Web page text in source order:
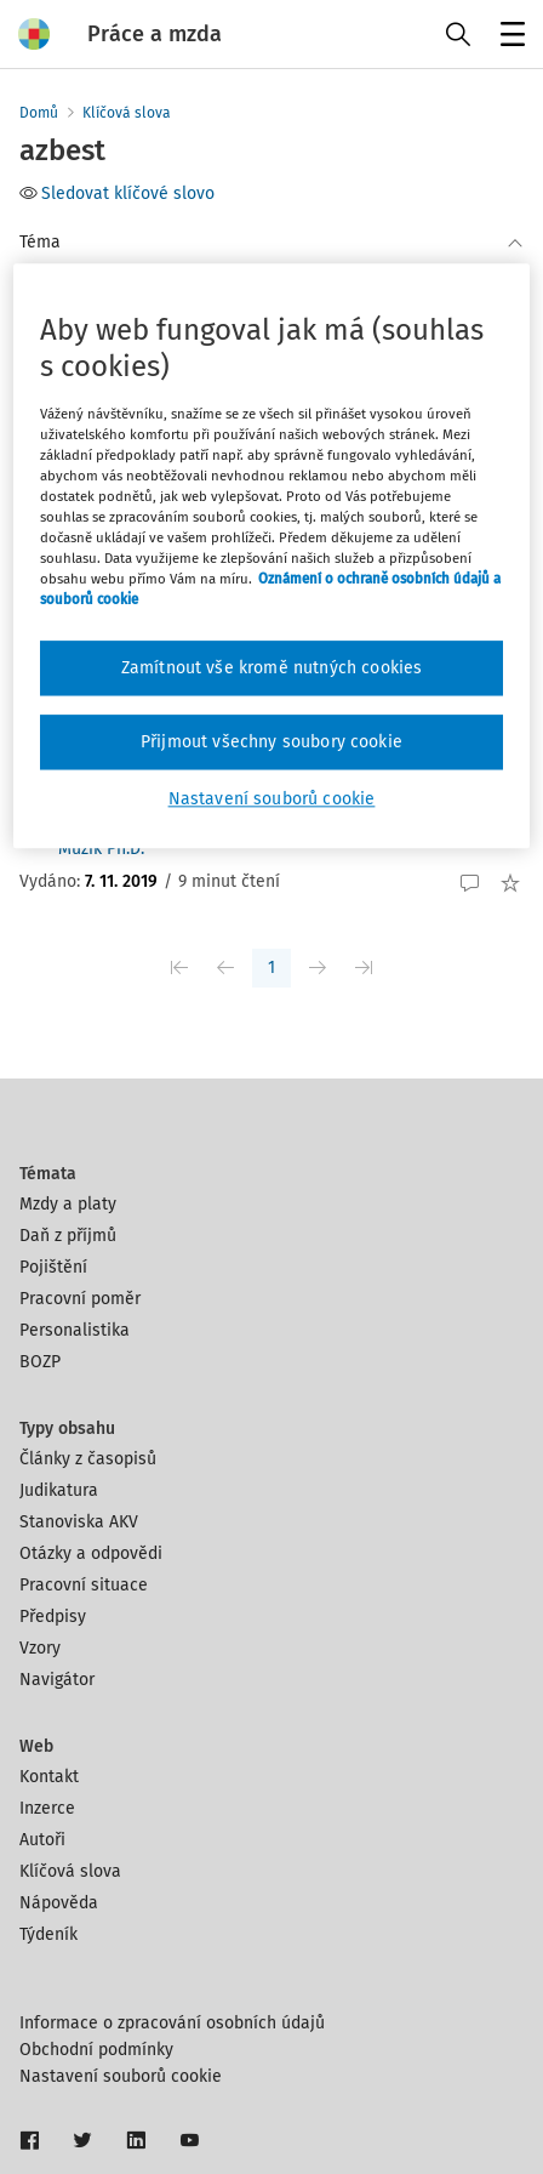
Práce a mzda
Domů Klíčová slova
azbest
Sledovat klíčové slovo
Téma
Filtr
Počet vyhledaných dokumentů:1
Řadit podle:
Nejnovější
Nejstarší
ČLÁNKY
Azbest a zdraví
Azbest je přírodní vláknitý minerál, který byl (a v
některých částech světa stále je) pro své výborné
fyzikálně-chemické vlastnosti používán zejména ve
Všechny typy azbestových vláken mohou být ...
MUDr. Vladimíra Lipšová, MUDr. Michael Vít Ph.D.
Mužík Ph.D.
Vydáno: 7. 11. 2019 / 9 minut čtení
1
Témata
Mzdy a platy
Daň z příjmů
Pojištění
Pracovní poměr
Personalistika
BOZP
Typy obsahu
Články z časopisů
Judikatura
Stanoviska AKV
Otázky a odpovědi
Pracovní situace
Předpisy
Vzory
Navigátor
Web
Kontakt
Inzerce
Autoři
Klíčová slova
Nápověda
Týdeník
Informace o zpracování osobních údajů
Obchodní podmínky
Nastavení souborů cookie
Aby web fungoval jak má (souhlas
s cookies)
Vážený návštěvníku, snažíme se ze všech sil přinášet vysokou úroveň
uživatelského komfortu při používání našich webových stránek. Mezi
základní předpoklady patří např. aby správně fungovalo vyhledávání,
abychom vás neobtěžovali nevhodnou reklamou nebo abychom měli
dostatek podnětů, jak web vylepšovat. Proto od Vás potřebujeme
souhlas se zpracováním souborů cookies, tj. malých souborů, které se
dočasně ukládají ve vašem prohlížeči. Předem děkujeme za udělení
souhlasu. Data využijeme ke zlepšování našich služeb a přizpůsobení
obsahu webu přímo Vám na míru. Oznámení o ochraně osobních údajů a
souborů cookie
Nastavení souborů cookie
Zamítnout vše kromě nutných cookies
Přijmout všechny soubory cookie